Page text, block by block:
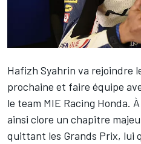
Hafizh Syahrin va rejoindre
prochaine et faire équipe
le team MIE Racing Honda.
ainsi clore un chapitre
quittant les Grands Prix, lui